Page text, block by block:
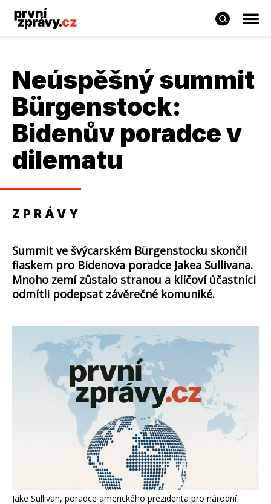
Neúspěšný summit
Bürgenstock:
Bidenův poradce v
dilematu
ZPRÁVY
Summit ve švýcarském Bürgenstocku skončil
fiaskem pro Bidenova poradce Jakea Sullivana.
Mnoho zemí zůstalo stranou a klíčoví účastníci
odmítli podepsat závěrečné komuniké.
Jake Sullivan, poradce amerického prezidenta pro národní